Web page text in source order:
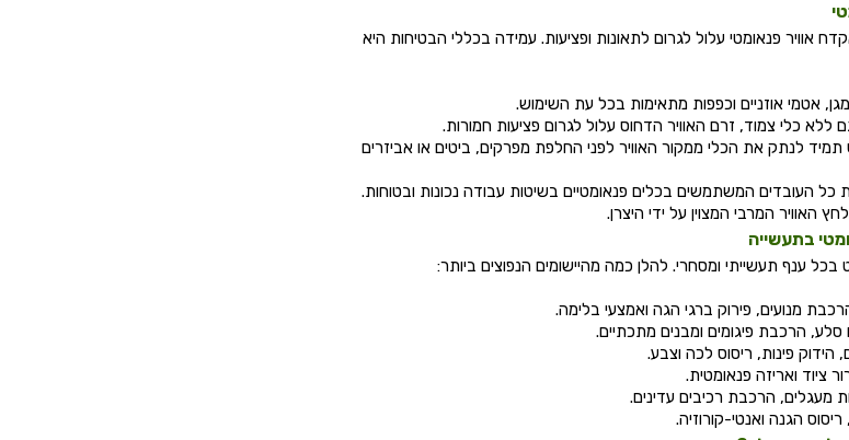
אוויר פנאומטי עלול לגרום לתאונות ופציעות. עמידה בכללי הבטיחות היא
אטמי אוזניים וכפפות מתאימות בכל עת השימוש.
ללא כלי צמוד, זרם האוויר הדחוס עלול לגרום פציעות חמורות.
תמיד לנתק את הכלי ממקור האוויר לפני החלפת מפרקים, ביטים או אביזרים
כל העובדים המשתמשים בכלים פנאומטיים בשיטות עבודה נכונות ובטוחות.
האוויר המרבי המצוין על ידי היצרן.
בתעשייה
ענף תעשייתי ומסחרי. להלן כמה מהיישומים הנפוצים ביותר:
מנועים, פירוק ברגי הגה ואמצעי בלימה.
סלע, הרכבת פיגומים ומבנים מתכתיים.
פינות, ריסוס לכה וצבע.
ציוד ואריזה פנאומטית.
מעגלים, הרכבת רכיבים עדינים.
הגנה ואנטי-קורוזיה.